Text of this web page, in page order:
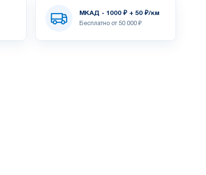
МКАД - 1000 ₽ + 50 ₽/км
Бесплатно от 50 000 ₽